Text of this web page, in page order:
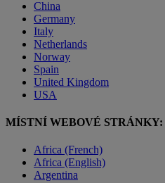
China
Germany
Italy
Netherlands
Norway
Spain
United Kingdom
USA
MÍSTNÍ WEBOVÉ STRÁNKY:
Africa (French)
Africa (English)
Argentina